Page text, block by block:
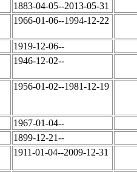
1883-04-05--2013-05-31
1966-01-06--1994-12-22
1919-12-06--
1946-12-02--
1956-01-02--1981-12-19
1967-01-04--
1899-12-21--
1911-01-04--2009-12-31